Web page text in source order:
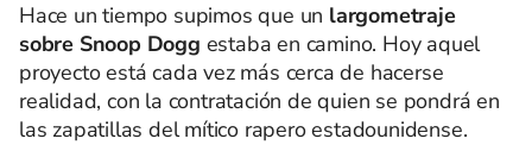
Hace un tiempo supimos que un largometraje
sobre Snoop Dogg estaba en camino. Hoy aquel
proyecto está cada vez más cerca de hacerse
realidad, con la contratación de quien se pondrá en
las zapatillas del mítico rapero estadounidense.